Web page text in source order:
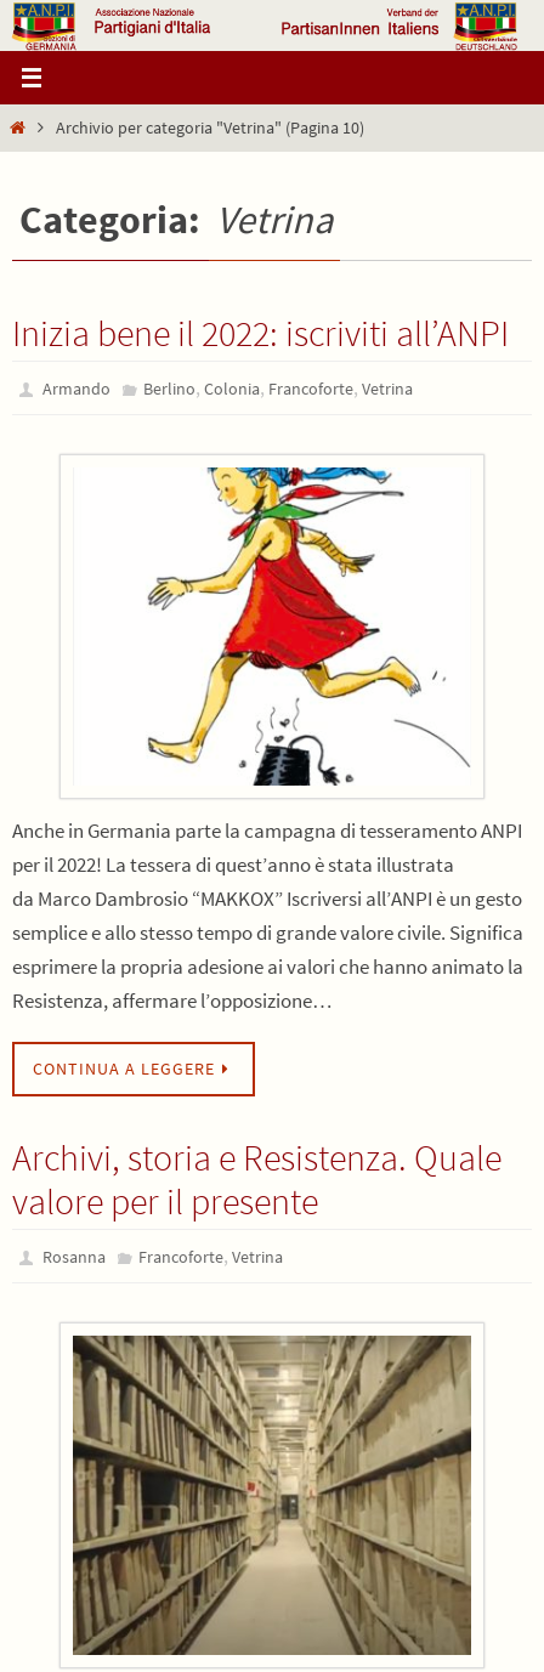
Salta
al
contenuto
HomeArchivio per categoria "Vetrina" (Pagina 10)
Categoria: Vetrina
Inizia bene il 2022: iscriviti all’ANPI
Armando Berlino, Colonia, Francoforte, Vetrina
Anche in Germania parte la campagna di tesseramento ANPI
per il 2022! La tessera di quest’anno è stata illustrata
da Marco Dambrosio “MAKKOX” Iscriversi all’ANPI è un gesto
semplice e allo stesso tempo di grande valore civile. Significa
esprimere la propria adesione ai valori che hanno animato la
Resistenza, affermare l’opposizione…
CONTINUA A LEGGERE
Archivi, storia e Resistenza. Quale
valore per il presente
Rosanna Francoforte, Vetrina